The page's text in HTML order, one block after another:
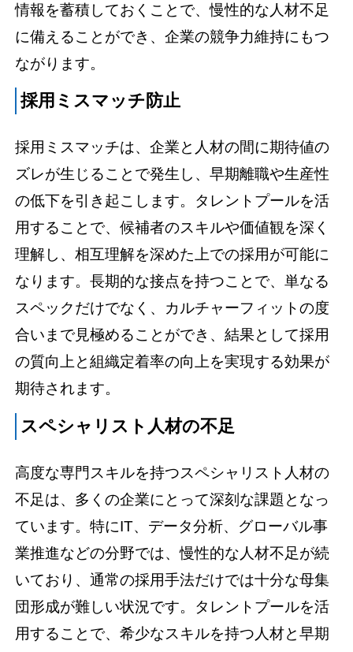
情報を蓄積しておくことで、慢性的な人材不足
に備えることができ、企業の競争力維持にもつ
ながります。
採用ミスマッチ防止
採用ミスマッチは、企業と人材の間に期待値の
ズレが生じることで発生し、早期離職や生産性
の低下を引き起こします。タレントプールを活
用することで、候補者のスキルや価値観を深く
理解し、相互理解を深めた上での採用が可能に
なります。長期的な接点を持つことで、単なる
スペックだけでなく、カルチャーフィットの度
合いまで見極めることができ、結果として採用
の質向上と組織定着率の向上を実現する効果が
期待されます。
スペシャリスト人材の不足
高度な専門スキルを持つスペシャリスト人材の
不足は、多くの企業にとって深刻な課題となっ
ています。特にIT、データ分析、グローバル事
業推進などの分野では、慢性的な人材不足が続
いており、通常の採用手法だけでは十分な母集
団形成が難しい状況です。タレントプールを活
用することで、希少なスキルを持つ人材と早期